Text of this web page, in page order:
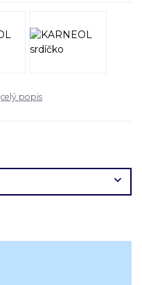
celý popis